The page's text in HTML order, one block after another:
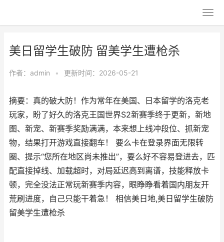
美日留学生破防 留美学生遭枪杀
作者： admin • 更新时间：2026-05-21
摘要：真的破大防！作为常年在美国、日本留学的洛克老
玩家，盼了好久的洛克王国世界S2新赛季终于更新，新地
图、新宠、新赛季奖励满满，本来想上线冲段位、抓新宠
物，结果打开游戏直接翻车！ 要么卡在登录界面无限转
圈、提示“您所在地区尚未推出”，要么好不容易登进去，匹
配直接掉线、加载超时，对局延迟高到离谱，技能释放卡
顿，完全没法正常玩新赛季内容，眼睁睁看着国内朋友开
荒刷进度，自己只能干着急！ 相信美日地,美日留学生破防
留美学生遭枪杀